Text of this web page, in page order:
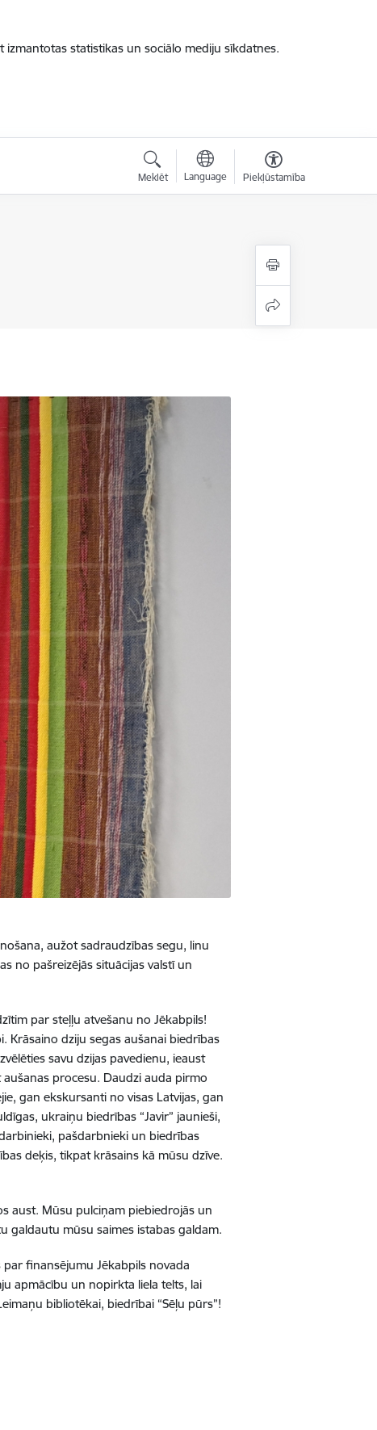
statistikas un sociālo mediju sīkdatnes.
Meklēt Language Piekļūstamība
aužot sadraudzības segu, linu
no pašreizējās situācijas valstī un
par steļļu atvešanu no Jēkabpils!
Krāsaino dziju segas aušanai biedrības
savu dzijas pavedienu, ieaust
procesu. Daudzi auda pirmo
gan ekskursanti no visas Latvijas, gan
ukraiņu biedrības “Javir” jaunieši,
pašdarbnieki un biedrības
deķis, tikpat krāsains kā mūsu dzīve.
aust. Mūsu pulciņam piebiedrojās un
galdautu mūsu saimes istabas galdam.
par finansējumu Jēkabpils novada
apmācību un nopirkta liela telts, lai
bibliotēkai, biedrībai “Sēļu pūrs”!